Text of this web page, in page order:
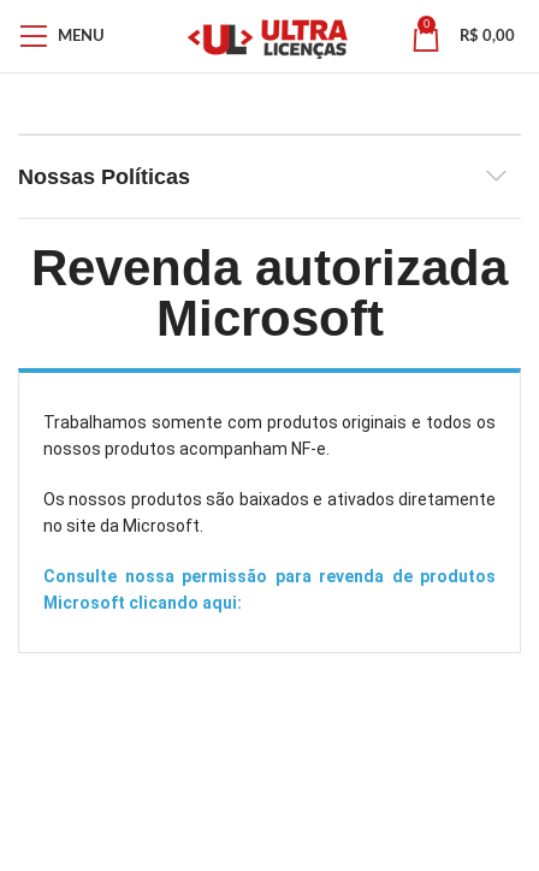
MENU
0
R$ 0,00
Nossas Políticas
Revenda autorizada
Microsoft
Trabalhamos somente com produtos originais e todos os
nossos produtos acompanham NF-e.
Os nossos produtos são baixados e ativados diretamente
no site da Microsoft.
Consulte nossa permissão para revenda de produtos
Microsoft clicando aqui: